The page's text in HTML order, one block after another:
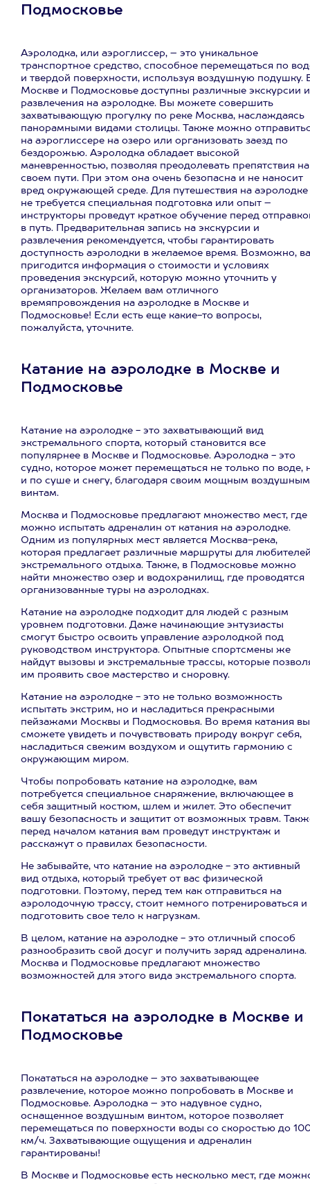
Подмосковье
Аэролодка, или аэроглиссер, – это уникальное
транспортное средство, способное перемещаться по
и твердой поверхности, используя воздушную подушку.
Москве и Подмосковье доступны различные экскурсии и
развлечения на аэролодке. Вы можете совершить
захватывающую прогулку по реке Москва, наслаждаясь
панорамными видами столицы. Также можно
на аэроглиссере на озеро или организовать заезд по
бездорожью. Аэролодка обладает высокой
маневренностью, позволяя преодолевать препятствия на
своем пути. При этом она очень безопасна и не наносит
вред окружающей среде. Для путешествия на аэролодке
не требуется специальная подготовка или опыт –
инструкторы проведут краткое обучение перед
в путь. Предварительная запись на экскурсии и
развлечения рекомендуется, чтобы гарантировать
доступность аэролодки в желаемое время. Возможно,
пригодится информация о стоимости и условиях
проведения экскурсий, которую можно уточнить у
организаторов. Желаем вам отличного
времяпровождения на аэролодке в Москве и
Подмосковье! Если есть еще какие-то вопросы,
пожалуйста, уточните.
Катание на аэролодке в Москве и
Подмосковье
Катание на аэролодке - это захватывающий вид
экстремального спорта, который становится все
популярнее в Москве и Подмосковье. Аэролодка - это
судно, которое может перемещаться не только по воде,
и по суше и снегу, благодаря своим мощным воздушным
винтам.
Москва и Подмосковье предлагают множество мест, где
можно испытать адреналин от катания на аэролодке.
Одним из популярных мест является Москва-река,
которая предлагает различные маршруты для
экстремального отдыха. Также, в Подмосковье можно
найти множество озер и водохранилищ, где проводятся
организованные туры на аэролодках.
Катание на аэролодке подходит для людей с разным
уровнем подготовки. Даже начинающие энтузиасты
смогут быстро освоить управление аэролодкой под
руководством инструктора. Опытные спортсмены же
найдут вызовы и экстремальные трассы, которые
им проявить свое мастерство и сноровку.
Катание на аэролодке - это не только возможность
испытать экстрим, но и насладиться прекрасными
пейзажами Москвы и Подмосковья. Во время катания вы
сможете увидеть и почувствовать природу вокруг себя,
насладиться свежим воздухом и ощутить гармонию с
окружающим миром.
Чтобы попробовать катание на аэролодке, вам
потребуется специальное снаряжение, включающее в
себя защитный костюм, шлем и жилет. Это обеспечит
вашу безопасность и защитит от возможных травм.
перед началом катания вам проведут инструктаж и
расскажут о правилах безопасности.
Не забывайте, что катание на аэролодке - это активный
вид отдыха, который требует от вас физической
подготовки. Поэтому, перед тем как отправиться на
аэролодочную трассу, стоит немного потренироваться и
подготовить свое тело к нагрузкам.
В целом, катание на аэролодке - это отличный способ
разнообразить свой досуг и получить заряд адреналина.
Москва и Подмосковье предлагают множество
возможностей для этого вида экстремального спорта.
Покататься на аэролодке в Москве и
Подмосковье
Покататься на аэролодке – это захватывающее
развлечение, которое можно попробовать в Москве и
Подмосковье. Аэролодка – это надувное судно,
оснащенное воздушным винтом, которое позволяет
перемещаться по поверхности воды со скоростью до
км/ч. Захватывающие ощущения и адреналин
гарантированы!
В Москве и Подмосковье есть несколько мест, где